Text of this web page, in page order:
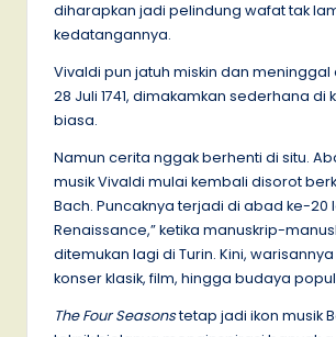
diharapkan jadi pelindung wafat tak
kedatangannya.
Vivaldi pun jatuh miskin dan
28 Juli 1741, dimakamkan sederhana di
biasa.
Namun cerita nggak berhenti di situ.
musik Vivaldi mulai kembali disorot
Bach. Puncaknya terjadi di abad ke-20
Renaissance,” ketika manuskrip-
ditemukan lagi di Turin. Kini,
konser klasik, film, hingga budaya
The Four Seasonstetap jadi ikon musik